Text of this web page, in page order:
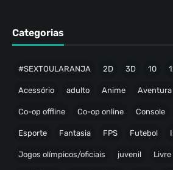
Categorias
#SEXTOULARANJA 2D 3D 10
Acessório adulto Anime Aventura
Co-op offline Co-op online Console
Esporte Fantasia FPS Futebol
Jogos olímpicos/oficiais juvenil Livre